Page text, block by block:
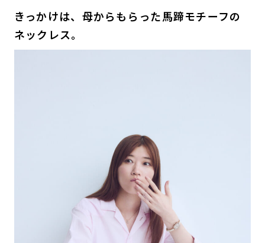
きっかけは、母からもらった馬蹄モチーフの
ネックレス。